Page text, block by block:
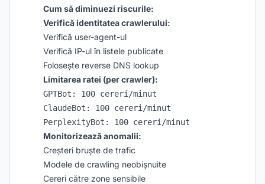
Cum să diminuezi riscurile:
Verifică identitatea crawlerului:
Verifică user-agent-ul
Verifică IP-ul în listele publicate
Folosește reverse DNS lookup
Limitarea ratei (per crawler):
GPTBot: 100 cereri/minut
ClaudeBot: 100 cereri/minut
Monitorizează anomalii:
Creșteri bruște de trafic
Modele de crawling neobișnuite
Cereri către zone sensibile